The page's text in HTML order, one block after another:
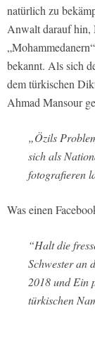
natürlich zu
Anwalt darauf hin,
bekannt. Als sich
dem türkischen
Ahmad Mansour
„Özils
sich als
fotografieren
Was einen
“Halt die
Schwester an
2018 und Ein
türkischen